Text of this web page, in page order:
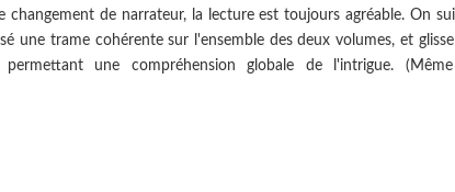
changement de narrateur, la lecture est toujours agréable. On
une trame cohérente sur l'ensemble des deux volumes, et
une compréhension globale de l'intrigue.